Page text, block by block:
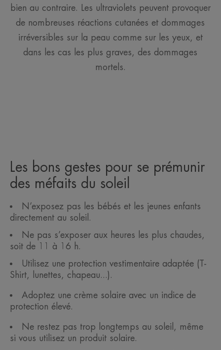
bien au contraire. Les ultraviolets peuvent provoquer
de nombreuses réactions cutanées et dommages
irréversibles sur la peau comme sur les yeux, et
dans les cas les plus graves, des dommages
mortels.
Les bons gestes pour se prémunir
des méfaits du soleil
N’exposez pas les bébés et les jeunes enfants
directement au soleil.
Ne pas s’exposer aux heures les plus chaudes,
soit de 11 à 16 h.
Utilisez une protection vestimentaire adaptée (T-
Shirt, lunettes, chapeau...).
Adoptez une crème solaire avec un indice de
protection élevé.
Ne restez pas trop longtemps au soleil, même
si vous utilisez un produit solaire.